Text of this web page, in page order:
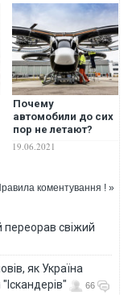
Почему
автомобили до сих
пор не летают?
19.06.2021
коментування ! »
свіжий
як Україна
66